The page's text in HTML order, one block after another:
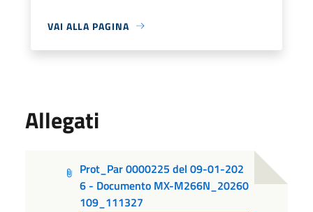
VAI ALLA PAGINA
Allegati
Prot_Par 0000225 del 09-01-202
6 - Documento MX-M266N_20260
109_111327